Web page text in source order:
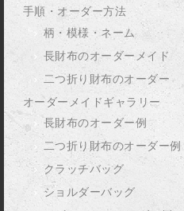
手順・オーダー方法
柄・模様・ネーム
長財布のオーダーメイド
二つ折り財布のオーダー
オーダーメイドギャラリー
長財布のオーダー例
二つ折り財布のオーダー例
クラッチバッグ
ショルダーバッグ